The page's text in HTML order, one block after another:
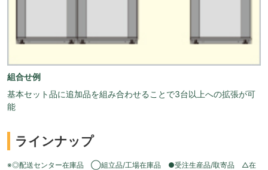
組合せ例
基本セット品に追加品を組み合わせることで3台以上への拡張が可
能
ラインナップ
※◎配送センター在庫品 ◯組立品/工場在庫品 ●受注生産品/取寄品 △在